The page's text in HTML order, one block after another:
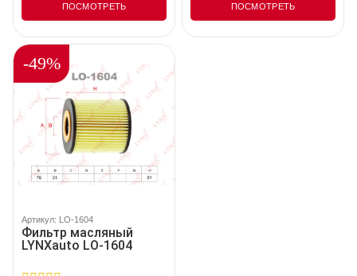
5
ПОСМОТРЕТЬ
5
ПОСМОТРЕТЬ
-49%
Артикул: LO-1604
Фильтр масляный
LYNXauto LO-1604